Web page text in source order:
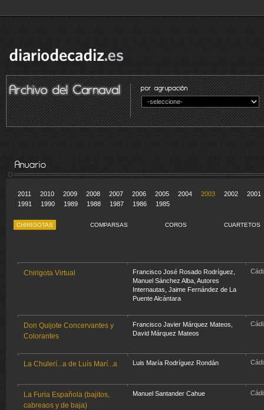
2011 2010 2009 2008 2007 2006 2005 2004 2003 2002
2001
1991
1990 1989 1988 1987 1986 1985
CHIRIGOTAS COMPARSAS COROS CUARTETOS
Chirigota Virtual Francisco José Rosado Rodríguez
Manuel Sánchez Alba Autores
Internautas Jaime Fernández de La
Puente Alcántara
Don Quijote Concervantes y
Colorantes
Francisco Javier Márquez Mateos
David Márquez Mateos
La Chulerí...a de Luís Marí...a Luis María Rodríguez Rondán
La Furia Española (bajitos,
cabreaos y de baja)
Manuel Santander Cahue